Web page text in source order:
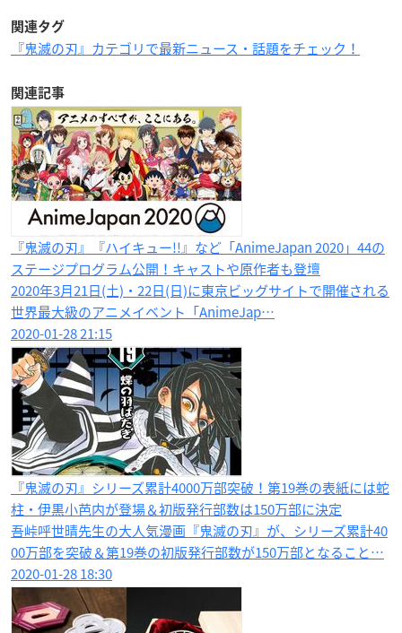
関連タグ
『鬼滅の刃』カテゴリで最新ニュース・話題をチェック！
関連記事
『鬼滅の刃』『ハイキュー!!』など「AnimeJapan 2020」44の
ステージプログラム公開！キャストや原作者も登壇
2020年3月21日(土)・22日(日)に東京ビッグサイトで開催される
世界最大級のアニメイベント「AnimeJap…
2020-01-28 21:15
『鬼滅の刃』シリーズ累計4000万部突破！第19巻の表紙には蛇
柱・伊黒小芭内が登場＆初版発行部数は150万部に決定
吾峠呼世晴先生の大人気漫画『鬼滅の刃』が、シリーズ累計40
00万部を突破＆第19巻の初版発行部数が150万部となること…
2020-01-28 18:30